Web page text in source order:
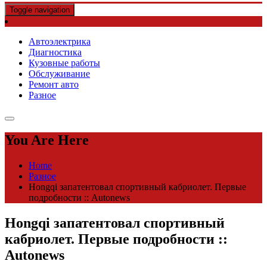
Toggle navigation
Автоэлектрика
Диагностика
Кузовные работы
Обслуживание
Ремонт авто
Разное
You Are Here
Home
Разное
Hongqi запатентовал спортивный кабриолет. Первые
подробности :: Autonews
Hongqi запатентовал спортивный
кабриолет. Первые подробности ::
Autonews